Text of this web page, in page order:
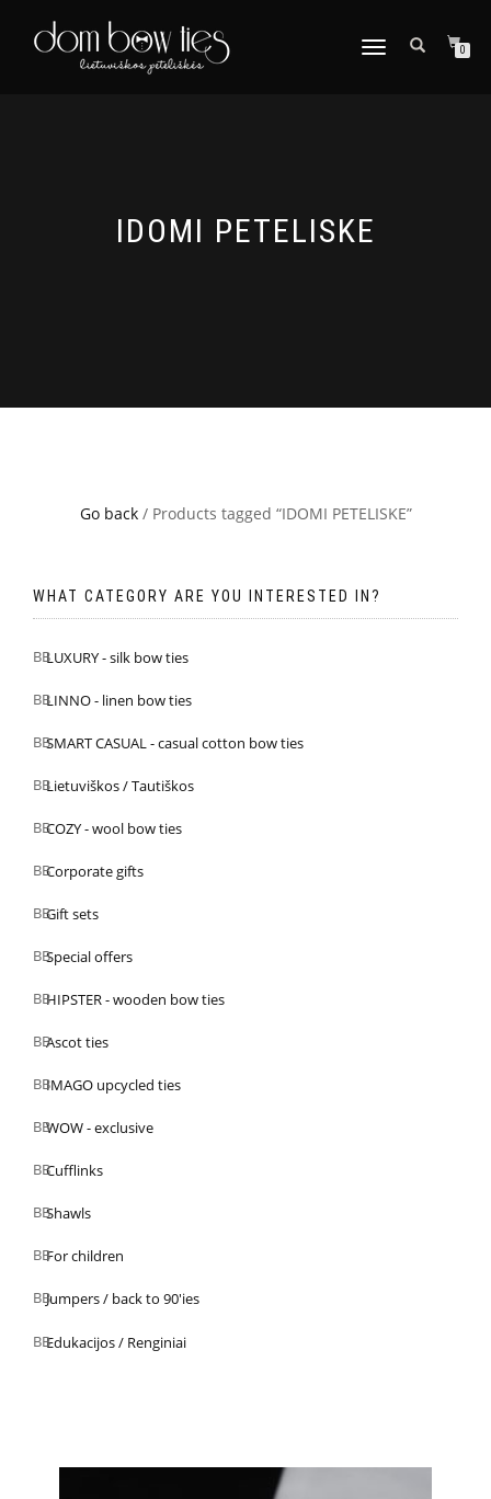
TOGGLE
0
IDOMI PETELISKE
Go back/ Products tagged “IDOMI PETELISKE”
WHAT CATEGORY ARE YOU INTERESTED IN?
LUXURY - silk bow ties
LINNO - linen bow ties
SMART CASUAL - casual cotton bow ties
Lietuviškos / Tautiškos
COZY - wool bow ties
Corporate gifts
Gift sets
Special offers
HIPSTER - wooden bow ties
Ascot ties
IMAGO upcycled ties
WOW - exclusive
Cufflinks
Shawls
For children
Jumpers / back to 90'ies
Edukacijos / Renginiai